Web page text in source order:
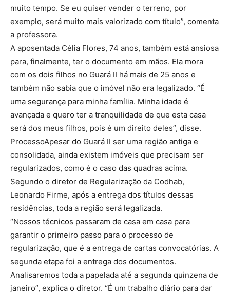
muito tempo. Se eu quiser vender o terreno, por
exemplo, será muito mais valorizado com título”, comenta
a professora.
A aposentada Célia Flores, 74 anos, também está ansiosa
para, finalmente, ter o documento em mãos. Ela mora
com os dois filhos no Guará II há mais de 25 anos e
também não sabia que o imóvel não era legalizado. “É
uma segurança para minha família. Minha idade é
avançada e quero ter a tranquilidade de que esta casa
será dos meus filhos, pois é um direito deles”, disse.
ProcessoApesar do Guará II ser uma região antiga e
consolidada, ainda existem imóveis que precisam ser
regularizados, como é o caso das quadras acima.
Segundo o diretor de Regularização da Codhab,
Leonardo Firme, após a entrega dos títulos dessas
residências, toda a região será legalizada.
“Nossos técnicos passaram de casa em casa para
garantir o primeiro passo para o processo de
regularização, que é a entrega de cartas convocatórias. A
segunda etapa foi a entrega dos documentos.
Analisaremos toda a papelada até a segunda quinzena de
janeiro”, explica o diretor. “É um trabalho diário para dar